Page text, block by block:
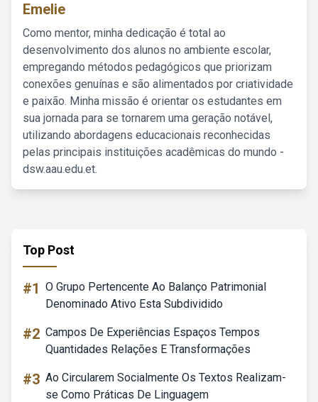
Emelie
Como mentor, minha dedicação é total ao
desenvolvimento dos alunos no ambiente escolar,
empregando métodos pedagógicos que priorizam
conexões genuínas e são alimentados por criatividade
e paixão. Minha missão é orientar os estudantes em
sua jornada para se tornarem uma geração notável,
utilizando abordagens educacionais reconhecidas
pelas principais instituições acadêmicas do mundo -
dsw.aau.edu.et.
Top Post
#1 O Grupo Pertencente Ao Balanço Patrimonial
Denominado Ativo Esta Subdividido
#2 Campos De Experiências Espaços Tempos
Quantidades Relações E Transformações
#3 Ao Circularem Socialmente Os Textos Realizam-
se Como Práticas De Linguagem